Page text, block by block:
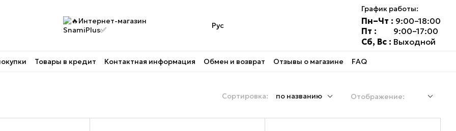
Рус
График работы:
Пн–Чт : 9:00–18:00
Пт :
9:00–17:00
Сб, Вс : Выходной
Товары в кредит Контактная информация Обмен и возврат Отзывы о магазине FAQ
Сортировка: по названию Отображение: